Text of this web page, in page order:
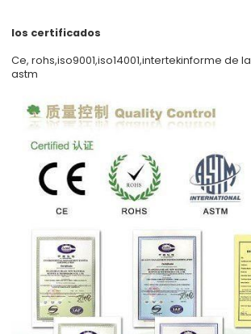
los certificados
Ce, rohs,iso9001,iso14001,intertekinforme de
astm